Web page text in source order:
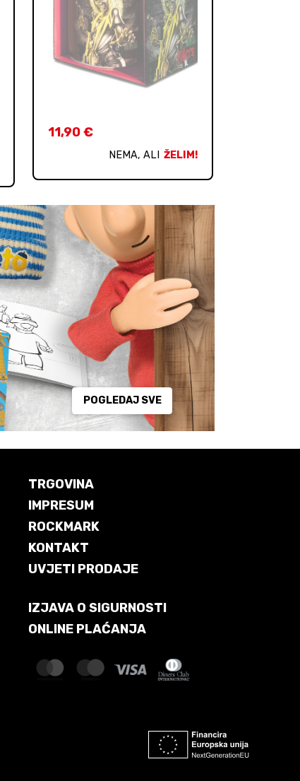
11,90€
NEMA, ALI ŽELIM!
POGLEDAJ SVE
TRGOVINA
IMPRESUM
ROCKMARK
KONTAKT
UVJETI PRODAJE
IZJAVA O SIGURNOSTI
ONLINE PLAĆANJA